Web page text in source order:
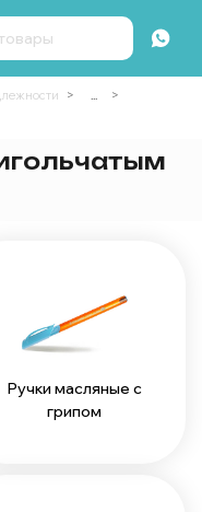
...
Ручки масляные с
грипом